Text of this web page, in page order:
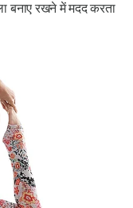
बनाए रखने में मदद करता